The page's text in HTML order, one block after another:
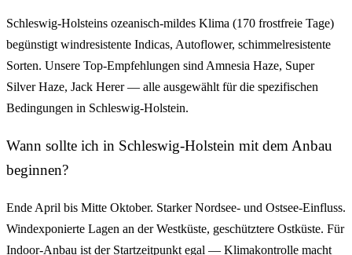
Schleswig-Holsteins ozeanisch-mildes Klima (170 frostfreie Tage)
begünstigt windresistente Indicas, Autoflower, schimmelresistente
Sorten. Unsere Top-Empfehlungen sind Amnesia Haze, Super
Silver Haze, Jack Herer — alle ausgewählt für die spezifischen
Bedingungen in Schleswig-Holstein.
Wann sollte ich in Schleswig-Holstein mit dem Anbau
beginnen?
Ende April bis Mitte Oktober. Starker Nordsee- und Ostsee-Einfluss.
Windexponierte Lagen an der Westküste, geschütztere Ostküste. Für
Indoor-Anbau ist der Startzeitpunkt egal — Klimakontrolle macht